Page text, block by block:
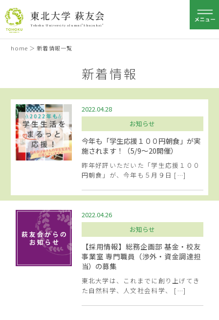
東北大学 萩友会
Tohoku University alumni"Shuyukai"
home ＞新着情報一覧
新着情報
2022.04.28
お知らせ
今年も「学生応援１００円朝食」が実
施されます！（5/9～20開催）
昨年好評いただいた「学生応援１００
円朝食」が、今年も５月９日 […]
2022.04.26
お知らせ
【採用情報】総務企画部 基金・校友
事業室 専門職員（渉外・資金調達担
当）の募集
東北大学は、これまでに創り上げてき
た自然科学、人文社会科学、 […]